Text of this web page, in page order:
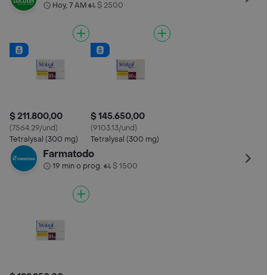
Hoy, 7 AM• $ 2500
$ 211.800,00
(7564.29/und)
Tetralysal (300 mg)
$ 145.650,00
(9103.13/und)
Tetralysal (300 mg)
Farmatodo
19 min o prog.• $ 1500